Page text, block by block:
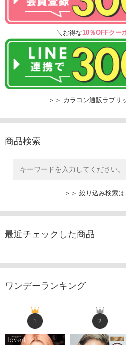
＼お得な10％OFFクー
＞＞ カラコン通販ラブリ
商品検索
＞＞ 絞り込み検索は
最近チェックした商品
ワンデーランキング
1 2